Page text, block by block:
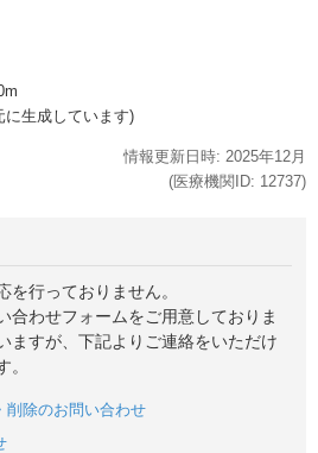
に生成しています)
情報更新日時: 2025年12月
(医療機関ID: 12737)
を行っておりません。
合わせフォームをご用意しておりま
ますが、下記よりご連絡をいただけ
。
削除のお問い合わせ